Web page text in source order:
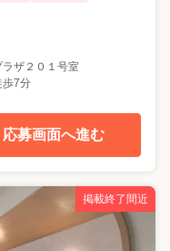
ザ２０１号室
歩7分
応募画面へ進む
掲載終了間近